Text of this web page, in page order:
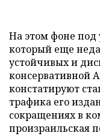
На этом фоне под
который еще
устойчивых и
консервативной
констатируют
трафика его
сокращениях в
произраильская